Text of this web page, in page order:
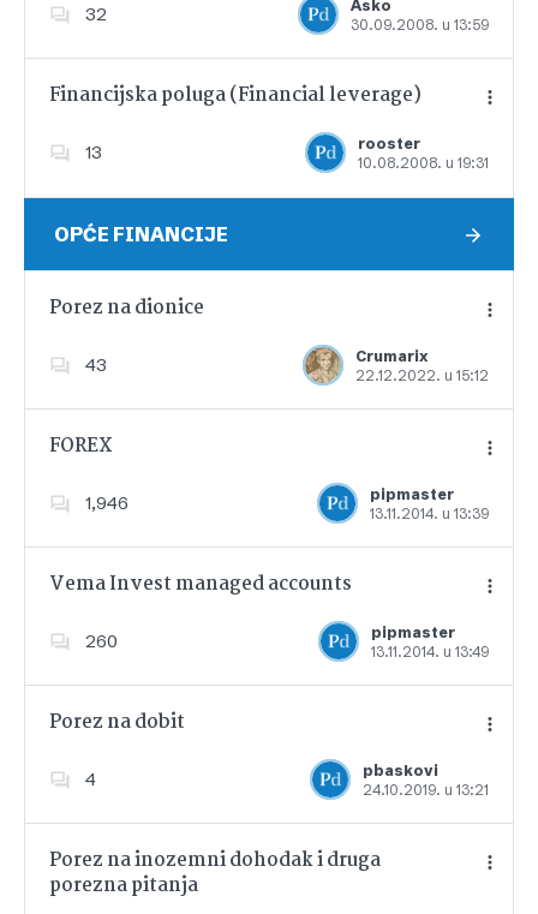
32
Asko
30.09.2008. u 13:59
Dodajte u favorite
Financijska poluga (Financial leverage)
13
rooster
10.08.2008. u 19:31
Dodajte u favorite
OPĆE FINANCIJE
Porez na dionice
43
Crumarix
22.12.2022. u 15:12
Dodajte u favorite
FOREX
1,946
pipmaster
13.11.2014. u 13:39
Dodajte u favorite
Vema Invest managed accounts
260
pipmaster
13.11.2014. u 13:49
Dodajte u favorite
Porez na dobit
4
pbaskovi
24.10.2019. u 13:21
Dodajte u favorite
Porez na inozemni dohodak i druga
porezna pitanja